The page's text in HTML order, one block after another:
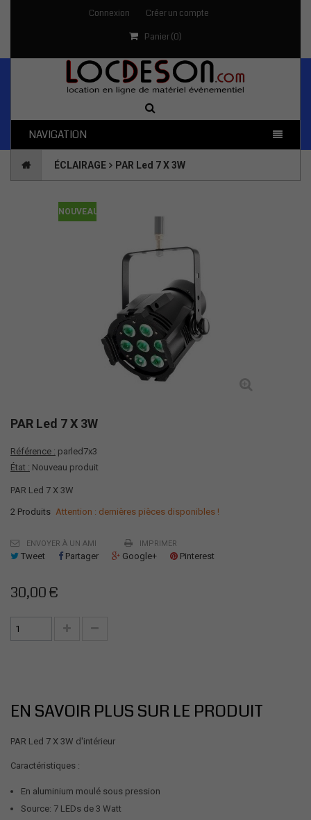
Connexion
Créer un compte
Panier (0)
NAVIGATION
ÉCLAIRAGE PAR Led 7 X 3W
NOUVEAU
PAR Led 7 X 3W
Référence : parled7x3
État : Nouveau produit
PAR Led 7 X 3W
2 Produits Attention : dernières pièces disponibles !
ENVOYER À UN AMI IMPRIMER
Tweet Partager Google+ Pinterest
30,00 €
EN SAVOIR PLUS SUR LE PRODUIT
PAR Led 7 X 3W d'intérieur
Caractéristiques :
En aluminium moulé sous pression
Source: 7 LEDs de 3 Watt